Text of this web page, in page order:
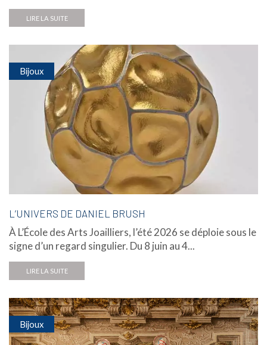
LIRE LA SUITE
Bijoux
L’UNIVERS DE DANIEL BRUSH
À L’École des Arts Joailliers, l’été 2026 se déploie sous le
signe d’un regard singulier. Du 8 juin au 4...
LIRE LA SUITE
Bijoux